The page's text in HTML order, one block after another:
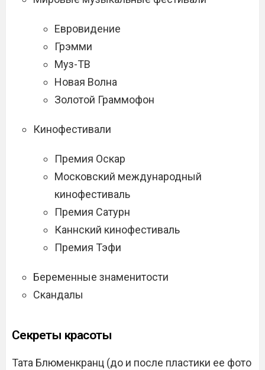
Евровидение
Грэмми
Муз-ТВ
Новая Волна
Золотой Граммофон
Кинофестивали
Премия Оскар
Московский международный
кинофестиваль
Премия Сатурн
Каннский кинофестиваль
Премия Тэфи
Беременные знаменитости
Скандалы
Секреты красоты
Тата Блюменкранц (до и после пластики ее фото